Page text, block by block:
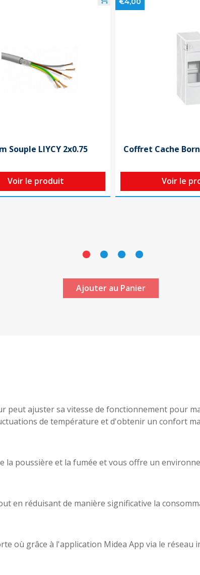
Souple LIYCY 2x0.75
Voir le produit
Coffret Cache
Voir le
Ajouter au Panier
peut ajuster sa vitesse de fonctionnement pour
de température et d'obtenir un confort
la poussière et la fumée et vous offre un
en réduisant de manière significative la
où grâce à l'application Midea App via le réseau